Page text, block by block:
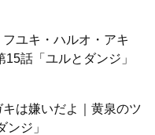
ユキ・ハルオ・アキ
話「ユルとダンジ」
は嫌いだよ｜黄泉のツ
ンジ」